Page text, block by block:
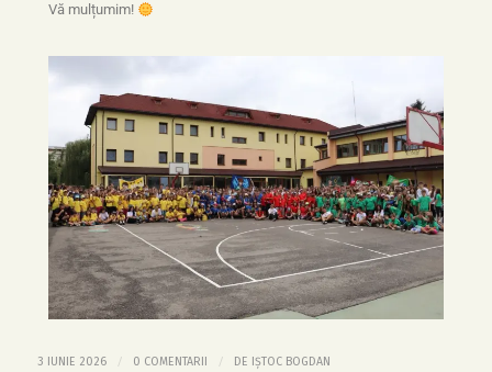
Vă mulțumim!
3 IUNIE 2026 / 0 COMENTARII / DE IȘTOC BOGDAN